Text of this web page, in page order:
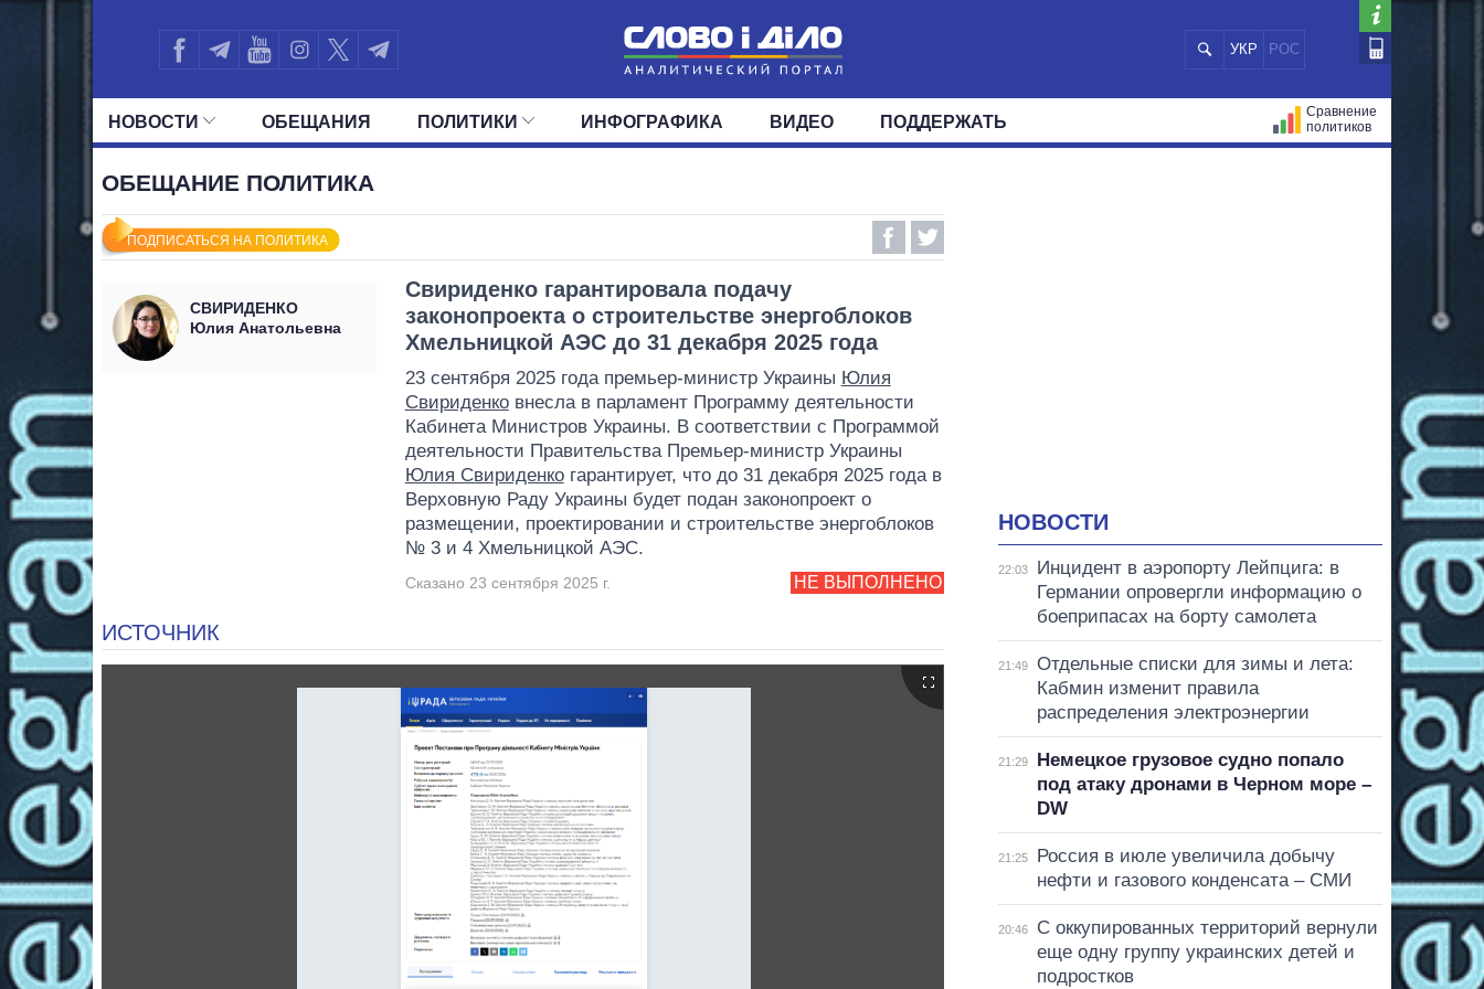
УКР РОС
НОВОСТИ
МИР
ОБЕЩАНИЯ ПОЛИТИКИ
ОКРУГА
ИНФОГРАФИКА ВИДЕО ПОДДЕРЖАТЬ
Сравнение
политиков
ОБЕЩАНИЕ ПОЛИТИКА
ПОДПИСАТЬСЯ НА ПОЛИТИКА
СВИРИДЕНКО
Юлия Анатольевна
Свириденко гарантировала подачу
законопроекта о строительстве энергоблоков
Хмельницкой АЭС до 31 декабря 2025 года
23 сентября 2025 года премьер-министр Украины Юлия
Свириденковнесла в парламент Программу деятельности
Кабинета Министров Украины. В соответствии с Программой
деятельности Правительства Премьер-министр Украины
Юлия Свириденкогарантирует, что до 31 декабря 2025 года в
Верховную Раду Украины будет подан законопроект о
размещении, проектировании и строительстве энергоблоков
№ 3 и 4 Хмельницкой АЭС.
НЕ ВЫПОЛНЕНО
Сказано 23 сентября 2025 г.
ИСТОЧНИК
НОВОСТИ
22:03
Инцидент в аэропорту Лейпцига: в
Германии опровергли информацию о
боеприпасах на борту самолета
21:49
Отдельные списки для зимы и лета:
Кабмин изменит правила
распределения электроэнергии
21:29
Немецкое грузовое судно попало
под атаку дронами в Черном море –
DW
21:25
Россия в июле увеличила добычу
нефти и газового конденсата – СМИ
20:46
С оккупированных территорий вернули
еще одну группу украинских детей и
подростков